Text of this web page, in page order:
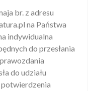
br. z adresu
na Państwa
indywidualna
do przesłania
do udziału
potwierdzenia